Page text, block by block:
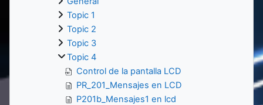
Topic 1
Topic 2
Topic 3
Topic 4
Control de la pantalla LCD
PR_201_Mensajes en LCD
P201b_Mensajes1 en lcd